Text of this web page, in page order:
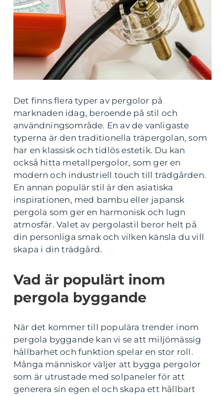
Det finns flera typer av pergolor på
marknaden idag, beroende på stil och
användningsområde. En av de vanligaste
typerna är den traditionella träpergolan, som
har en klassisk och tidlös estetik. Du kan
också hitta metallpergolor, som ger en
modern och industriell touch till trädgården.
En annan populär stil är den asiatiska
inspirationen, med bambu eller japansk
pergola som ger en harmonisk och lugn
atmosfär. Valet av pergolastil beror helt på
din personliga smak och vilken känsla du vill
skapa i din trädgård.
Vad är populärt inom
pergola byggande
När det kommer till populära trender inom
pergola byggande kan vi se att miljömässig
hållbarhet och funktion spelar en stor roll.
Många människor väljer att bygga pergolor
som är utrustade med solpaneler för att
generera sin egen el och skapa ett hållbart